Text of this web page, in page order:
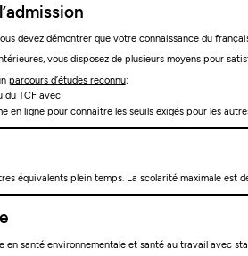
devez démontrer que votre connaissance du
vous disposez de plusieurs moyens pour
parcours d’études reconnu;
du TCF avec
en lignepour connaître les seuils exigés pour les
équivalents plein temps. La scolarité maximale
santé environnementale et santé au travail avec